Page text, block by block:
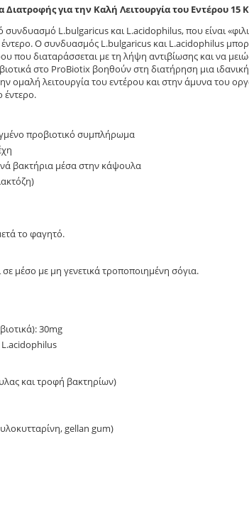
για την Καλή Λειτουργία του Εντέρου 15
L.bulgaricus και L.acidophilus, που είναι
Ο συνδυασμός L.bulgaricus και L.acidophilus
που διαταράσσεται με τη λήψη αντιβίωσης και να
στο ProBiotix βοηθούν στη διατήρηση μια
ομαλή λειτουργία του εντέρου και στην άμυνα του
προβιοτικό συμπλήρωμα
βακτήρια μέσα στην κάψουλα
το φαγητό.
μέσο με μη γενετικά τροποποιημένη σόγια.
30mg
L.acidophilus
και τροφή βακτηρίων)
gellan gum)